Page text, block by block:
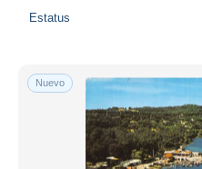
Estatus
Nuevo